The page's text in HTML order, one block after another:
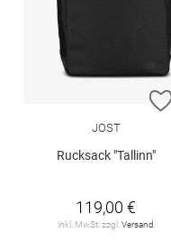
JOST
Rucksack "Tallinn"
119,00 €
inkl. MwSt. zzgl.Versand